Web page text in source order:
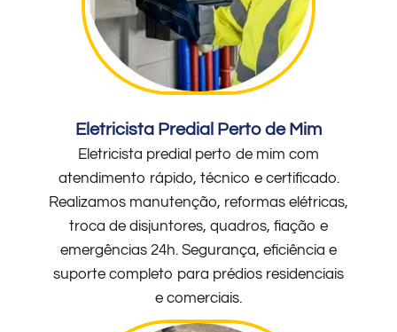
Eletricista Predial Perto de Mim
Eletricista predial perto de mim com
atendimento rápido, técnico e certificado.
Realizamos manutenção, reformas elétricas,
troca de disjuntores, quadros, fiação e
emergências 24h. Segurança, eficiência e
suporte completo para prédios residenciais
e comerciais.